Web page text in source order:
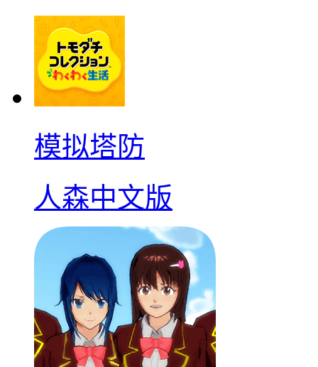
模拟塔防
人森中文版